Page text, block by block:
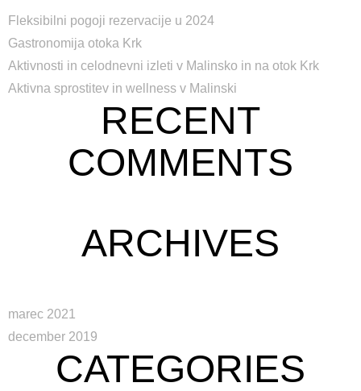
Slovenščina
Fleksibilni pogoji rezervacije u 2024
Gastronomija otoka Krk
Aktivnosti in celodnevni izleti v Malinsko in na otok Krk
Aktivna sprostitev in wellness v Malinski
RECENT
COMMENTS
ARCHIVES
marec 2021
december 2019
CATEGORIES